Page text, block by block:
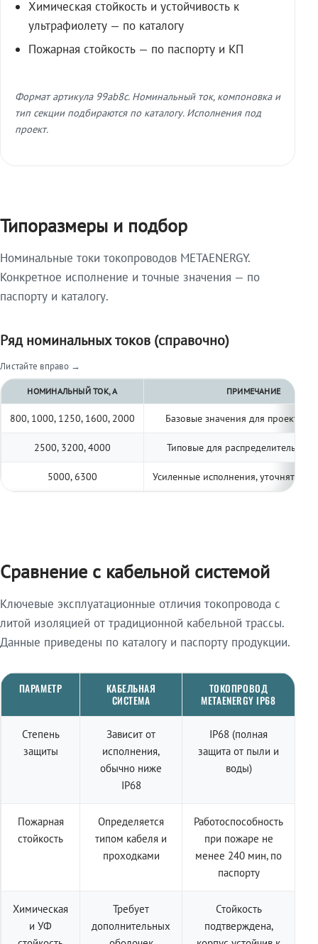
Химическая стойкость и устойчивость к
ультрафиолету — по каталогу
Пожарная стойкость — по паспорту и КП
Формат артикула 99ab8c. Номинальный ток, компоновка и
тип секции подбираются по каталогу. Исполнения под
проект.
Типоразмеры и подбор
Номинальные токи токопроводов METAENERGY.
Конкретное исполнение и точные значения — по
паспорту и каталогу.
Ряд номинальных токов (справочно)
Листайте вправо →
НОМИНАЛЬНЫЙ ТОК, А ПРИМЕЧАНИЕ
800, 1000, 1250, 1600, 2000 Базовые значения для
2500, 3200, 4000 Типовые для распределительных
5000, 6300 Усиленные исполнения, уточнять по
Сравнение с кабельной системой
Ключевые эксплуатационные отличия токопровода с
литой изоляцией от традиционной кабельной трассы.
Данные приведены по каталогу и паспорту продукции.
ПАРАМЕТР
КАБЕЛЬНАЯ
СИСТЕМА
ТОКОПРОВОД
METAENERGY IP68
Степень
защиты
Зависит от
исполнения,
обычно ниже
IP68
IP68 (полная
защита от пыли и
воды)
Пожарная
стойкость
Определяется
типом кабеля и
проходками
Работоспособность
при пожаре не
менее 240 мин, по
паспорту
Химическая
и УФ
Требует
дополнительных
Стойкость
подтверждена,